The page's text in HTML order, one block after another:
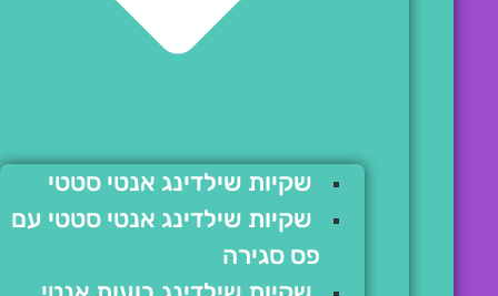
שקיות שילדינג אנטי סטטי
שקיות שילדינג אנטי סטטי עם
פס סגירה